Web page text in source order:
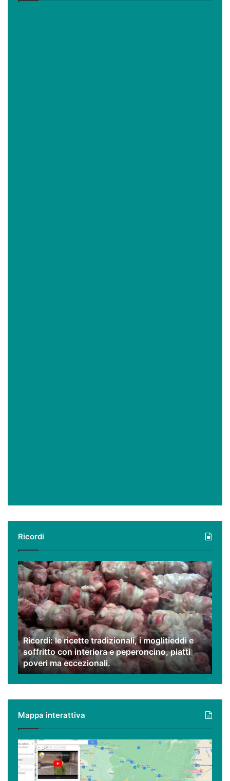
Ricordi
Ricordi:
le
ricette
tradizionali,
i
moglitieddi
e
soffritto
con
interiora
e
peperoncino,
ma
eccezionali.
Ricordi: le ricette tradizionali, i moglitieddi e
soffritto con interiora e peperoncino, piatti
poveri ma eccezionali.
Mappa interattiva
Cilento,
Vallo
di
Diano